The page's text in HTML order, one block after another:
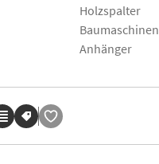
Holzspalter
Baumaschinen
Anhänger